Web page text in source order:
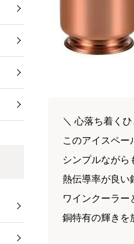
＼ 心落ち着く
このアイスペー
シンプルながら
熱伝導率が良い
ワインクーラー
銅特有の輝きを